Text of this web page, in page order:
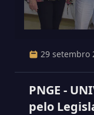
29 setembro
PNGE -
pelo